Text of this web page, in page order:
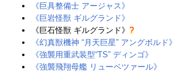
《巨具整備士 アージャス》
《巨岩怪獣 ギルグランド》
《巨石怪獣 ギルグランド》 ?
《幻真獣機神 “月天巨星” アングボルド》
《強襲用重武装型“TS” ディンゴ》
《強襲飛翔母艦 リューベツァール》‎